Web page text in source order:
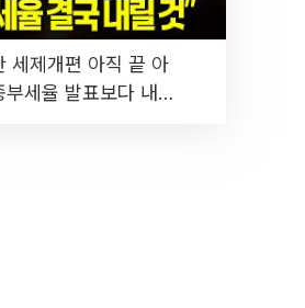
세제개편 아직 끝 아
부세율 발표보다 내릴